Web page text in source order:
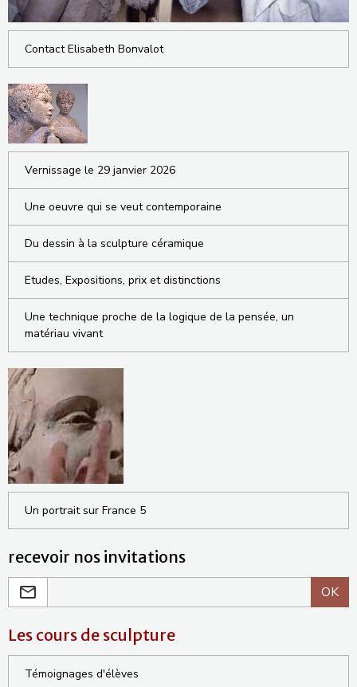
Contact Elisabeth Bonvalot
Vernissage le 29 janvier 2026
Une oeuvre qui se veut contemporaine
Du dessin à la sculpture céramique
Etudes, Expositions, prix et distinctions
Une technique proche de la logique de la pensée, un
matériau vivant
Un portrait sur France 5
recevoir nos invitations
OK
Les cours de sculpture
Témoignages d'élèves